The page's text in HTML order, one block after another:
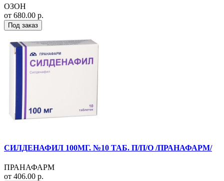
ОЗОН
от 680.00 р.
Под заказ
СИЛДЕНАФИЛ 100МГ. №10 ТАБ. П/П/О /ПРАНАФАРМ/
ПРАНАФАРМ
от 406.00 р.